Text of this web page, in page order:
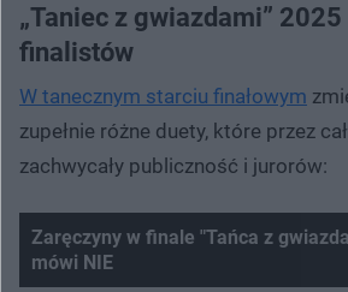
„Taniec z gwiazdami”
finalistów
W tanecznym starciu finałowym
zupełnie różne duety, które przez
zachwycały publiczność i jurorów:
Zaręczyny w finale "Tańca z
mówi NIE